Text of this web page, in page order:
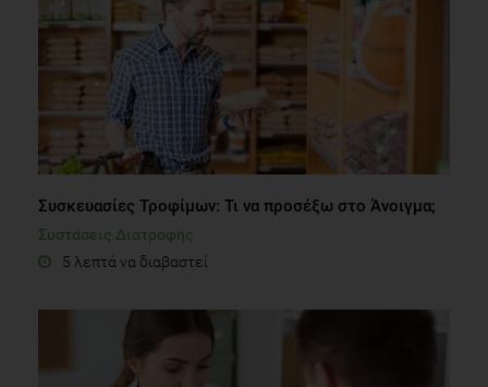
Συσκευασίες Τροφίμων: Τι να προσέξω στο Άνοιγμα;
Συστάσεις Διατροφής
5 λεπτά να διαβαστεί